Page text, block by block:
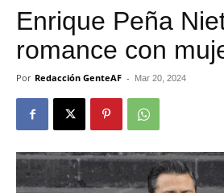
Enrique Peña
romance con
Por Redacción GenteAF - Mar 20, 2024